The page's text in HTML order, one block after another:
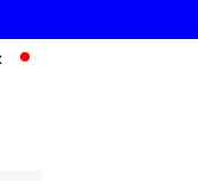
Pemeriksaan Wakil